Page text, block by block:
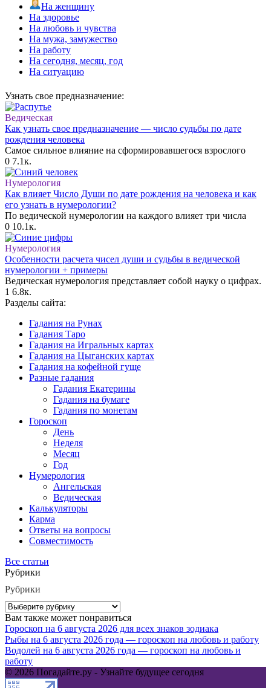
На женщину
На здоровье
На любовь и чувства
На мужа, замужество
На работу
На сегодня, месяц, год
На ситуацию
Узнать свое предназначение:
Ведическая
Как узнать свое предназначение — число судьбы по дате
рождения человека
Самое сильное влияние на сформировавшегося взрослого
0 7.1к.
Нумерология
Как влияет Число Души по дате рождения на человека и как
его узнать в нумерологии?
По ведической нумерологии на каждого влияет три числа
0 10.1к.
Нумерология
Особенности расчета чисел души и судьбы в ведической
нумерологии + примеры
Ведическая нумерология представляет собой науку о цифрах.
1 6.8к.
Разделы сайта:
Гадания на Рунах
Гадания Таро
Гадания на Игральных картах
Гадания на Цыганских картах
Гадания на кофейной гуще
Разные гадания
Гадания Екатерины
Гадания на бумаге
Гадания по монетам
Гороскоп
День
Неделя
Месяц
Год
Нумерология
Ангельская
Ведическая
Калькуляторы
Карма
Ответы на вопросы
Совместимость
Все статьи
Рубрики
Рубрики
Вам также может понравиться
Гороскоп на 6 августа 2026 для всех знаков зодиака
Рыбы на 6 августа 2026 года — гороскоп на любовь и работу
Водолей на 6 августа 2026 года — гороскоп на любовь и
работу
© 2026 Погадайте.ру - Узнайте будущее сегодня